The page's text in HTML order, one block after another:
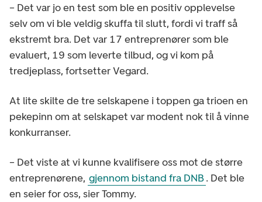
– Det var jo en test som ble en positiv opplevelse
selv om vi ble veldig skuffa til slutt, fordi vi traff så
ekstremt bra. Det var 17 entreprenører som ble
evaluert, 19 som leverte tilbud, og vi kom på
tredjeplass, fortsetter Vegard.
At lite skilte de tre selskapene i toppen ga trioen en
pekepinn om at selskapet var modent nok til å vinne
konkurranser.
– Det viste at vi kunne kvalifisere oss mot de større
entreprenørene, gjennom bistand fra DNB. Det ble
en seier for oss, sier Tommy.